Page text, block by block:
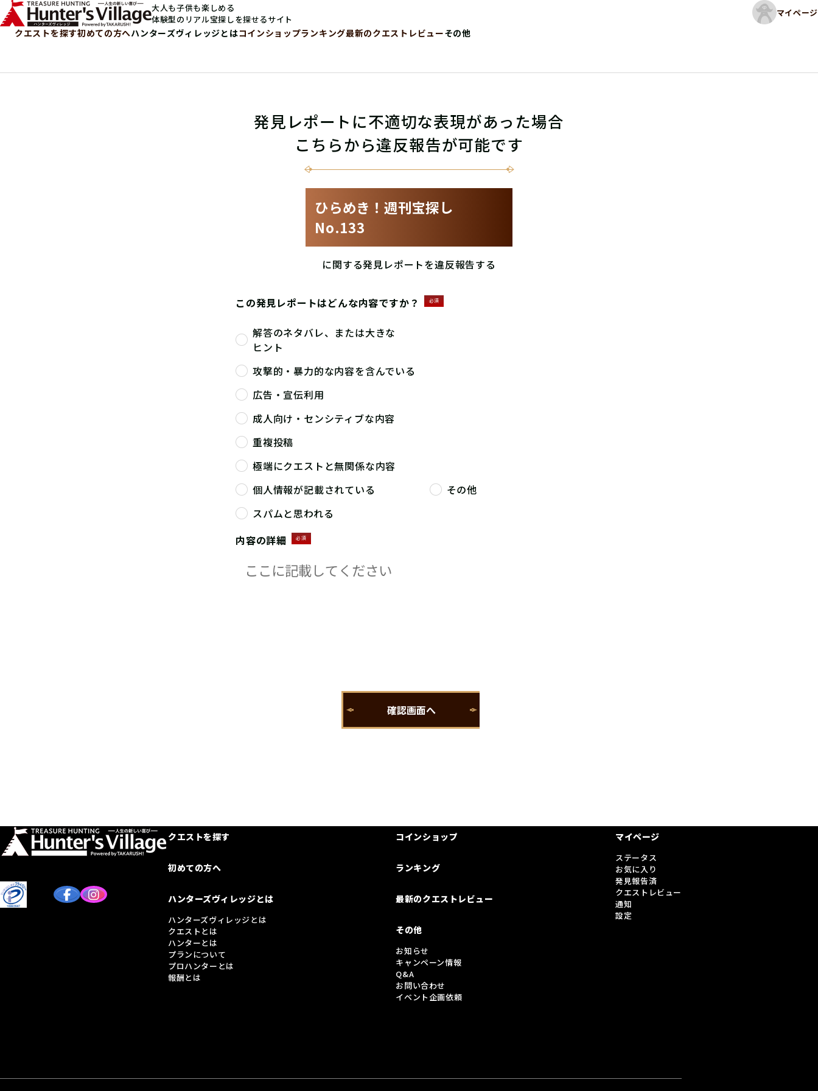
大人も子供も楽しめる
体験型のリアル宝探しを探せるサイト
マイページ
クエストを探す初めての方へハンターズヴィレッジとはコインショップランキング最新のクエストレビューその他
発見レポートに不適切な表現があった場合
こちらから違反報告が可能です
ひらめき！週刊宝探し
No.133
に関する発見レポートを違反報告する
この発見レポートはどんな内容ですか？ 必須
解答のネタバレ、または大きな
ヒント
攻撃的・暴力的な内容を含んでいる
広告・宣伝利用
成人向け・センシティブな内容
重複投稿
極端にクエストと無関係な内容
個人情報が記載されている
その他
スパムと思われる
内容の詳細
必須
クエストを探す
初めての方へ
ハンターズヴィレッジとは
ハンターズヴィレッジとは
クエストとは
ハンターとは
プランについて
プロハンターとは
報酬とは
コインショップ
ランキング
最新のクエストレビュー
その他
お知らせ
キャンペーン情報
Q&A
お問い合わせ
イベント企画依頼
マイページ
ステータス
お気に入り
発見報告済
クエストレビュー
通知
設定